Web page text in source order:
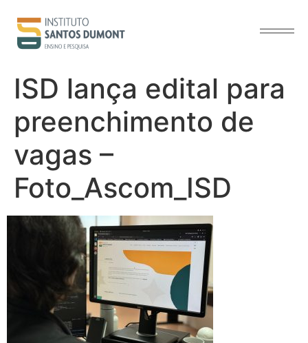
conteúdo
ISD lança edital para
preenchimento de
vagas –
Foto_Ascom_ISD